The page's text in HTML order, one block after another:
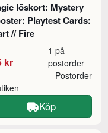
löskort: Mystery
Playtest Cards:
// Fire
kr
1 på
postorder
Postorder
Köp